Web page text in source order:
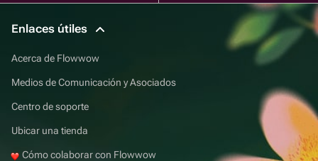
Enlaces útiles
Acerca de Flowwow
Medios de Comunicación y Asociados
Centro de soporte
Ubicar una tienda
Cómo colaborar con Flowwow